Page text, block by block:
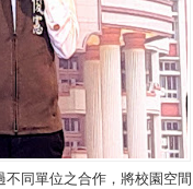
同單位之合作，將校園空間